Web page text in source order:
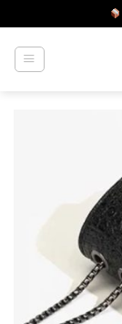
au
contenu